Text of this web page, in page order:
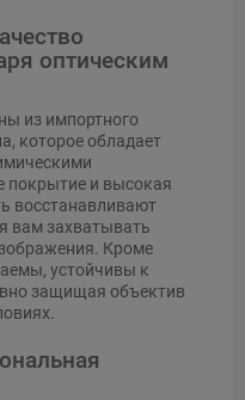
оптическим
из импортного
которое обладает
покрытие и высокая
восстанавливают
вам захватывать
Кроме
устойчивы к
защищая объектив